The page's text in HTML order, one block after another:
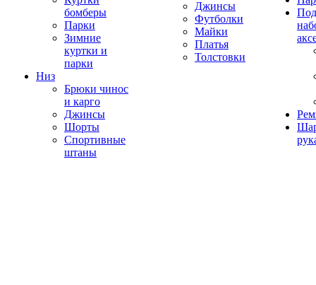
бомберы
Парки
Зимние
куртки и
парки
Низ
Брюки чинос
и карго
Джинсы
Шорты
Спортивные
штаны
Джинсы
Футболки
Майки
Платья
Толстовки